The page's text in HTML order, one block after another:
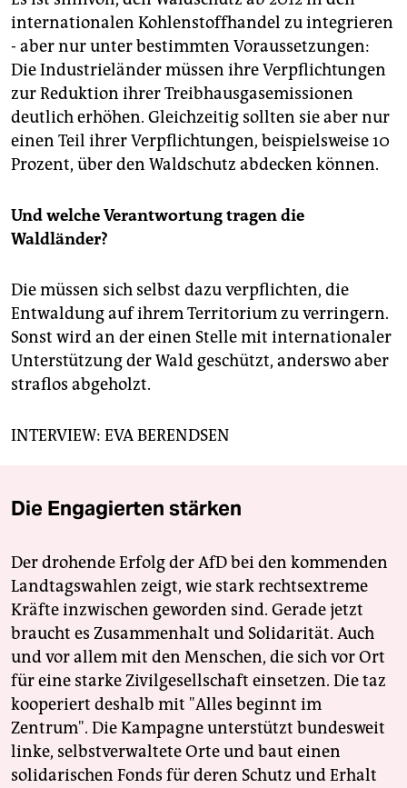
internationalen Kohlenstoffhandel zu integrieren
- aber nur unter bestimmten Voraussetzungen:
Die Industrieländer müssen ihre Verpflichtungen
zur Reduktion ihrer Treibhausgasemissionen
deutlich erhöhen. Gleichzeitig sollten sie aber nur
einen Teil ihrer Verpflichtungen, beispielsweise 10
Prozent, über den Waldschutz abdecken können.
Und welche Verantwortung tragen die
Waldländer?
Die müssen sich selbst dazu verpflichten, die
Entwaldung auf ihrem Territorium zu verringern.
Sonst wird an der einen Stelle mit internationaler
Unterstützung der Wald geschützt, anderswo aber
straflos abgeholzt.
INTERVIEW: EVA BERENDSEN
Die Engagierten stärken
Der drohende Erfolg der AfD bei den kommenden
Landtagswahlen zeigt, wie stark rechtsextreme
Kräfte inzwischen geworden sind. Gerade jetzt
braucht es Zusammenhalt und Solidarität. Auch
und vor allem mit den Menschen, die sich vor Ort
für eine starke Zivilgesellschaft einsetzen. Die taz
kooperiert deshalb mit "Alles beginnt im
Zentrum". Die Kampagne unterstützt bundesweit
linke, selbstverwaltete Orte und baut einen
solidarischen Fonds für deren Schutz und Erhalt